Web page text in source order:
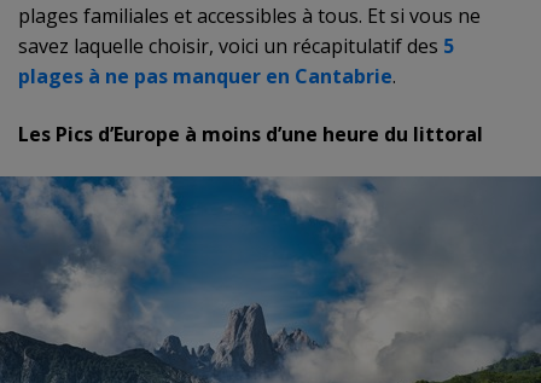
plages familiales et accessibles à tous. Et si vous ne
savez laquelle choisir, voici un récapitulatif des 5
plages à ne pas manquer en Cantabrie.
Les Pics d’Europe à moins d’une heure du littoral